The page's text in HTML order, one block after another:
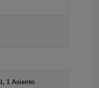
1 Asiento